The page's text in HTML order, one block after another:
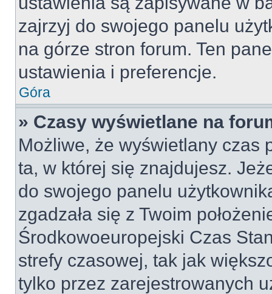
zajrzyj do swojego panelu
na górze stron forum. Ten
ustawienia i preferencje.
Góra
» Czasy wyświetlane na
Możliwe, że wyświetlany czas
ta, w której się znajdujesz.
do swojego panelu
zgadzała się z Twoim
Środkowoeuropejski Czas
strefy czasowej, tak jak
tylko przez zarejestrowanych